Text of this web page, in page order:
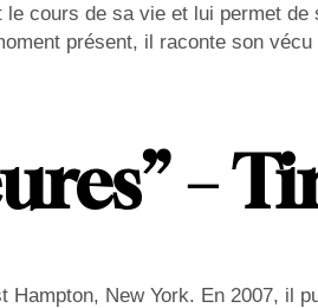
cours de sa vie et lui permet de
présent, il raconte son
–
New York. En 2007, il